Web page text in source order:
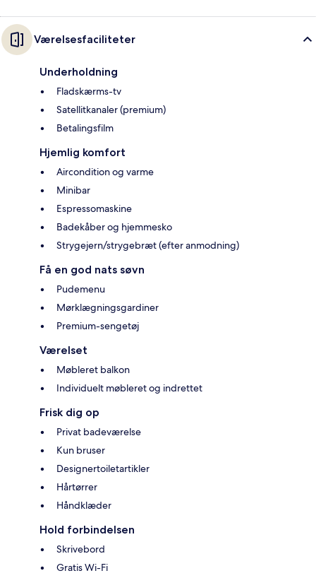
Værelsesfaciliteter
Underholdning
Fladskærms-tv
Satellitkanaler (premium)
Betalingsfilm
Hjemlig komfort
Aircondition og varme
Minibar
Espressomaskine
Badekåber og hjemmesko
Strygejern/strygebræt (efter anmodning)
Få en god nats søvn
Pudemenu
Mørklægningsgardiner
Premium-sengetøj
Værelset
Møbleret balkon
Individuelt møbleret og indrettet
Frisk dig op
Privat badeværelse
Kun bruser
Designertoiletartikler
Hårtørrer
Håndklæder
Hold forbindelsen
Skrivebord
Gratis Wi-Fi